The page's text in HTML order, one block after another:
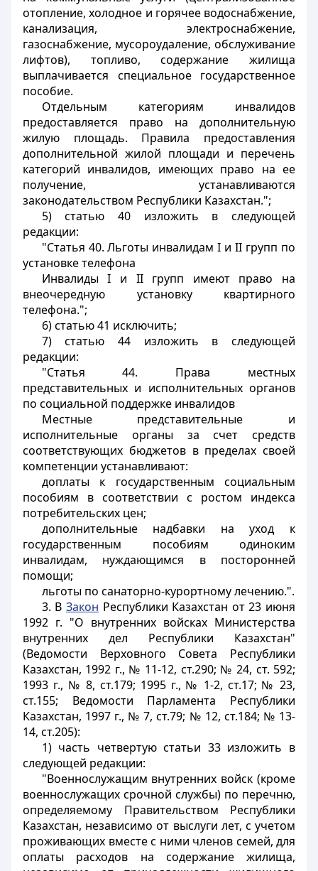
отопление, холодное и горячее водоснабжение,
канализация, электроснабжение,
газоснабжение, мусороудаление, обслуживание
лифтов), топливо, содержание жилища
выплачивается специальное государственное
пособие.
Отдельным категориям инвалидов
предоставляется право на дополнительную
жилую площадь. Правила предоставления
дополнительной жилой площади и перечень
категорий инвалидов, имеющих право на ее
получение, устанавливаются
законодательством Республики Казахстан.";
5) статью 40 изложить в следующей
редакции:
"Статья 40. Льготы инвалидам I и II групп по
установке телефона
Инвалиды I и II групп имеют право на
внеочередную установку квартирного
телефона.";
6) статью 41 исключить;
7) статью 44 изложить в следующей
редакции:
"Статья 44. Права местных
представительных и исполнительных органов
по социальной поддержке инвалидов
Местные представительные и
исполнительные органы за счет средств
соответствующих бюджетов в пределах своей
компетенции устанавливают:
доплаты к государственным социальным
пособиям в соответствии с ростом индекса
потребительских цен;
дополнительные надбавки на уход к
государственным пособиям одиноким
инвалидам, нуждающимся в посторонней
помощи;
льготы по санаторно-курортному лечению.".
3. В Закон Республики Казахстан от 23 июня
1992 г. "О внутренних войсках Министерства
внутренних дел Республики Казахстан"
(Ведомости Верховного Совета Республики
Казахстан, 1992 г., № 11-12, ст.290; № 24, ст. 592;
1993 г., № 8, ст.179; 1995 г., № 1-2, ст.17; № 23,
ст.155; Ведомости Парламента Республики
Казахстан, 1997 г., № 7, ст.79; № 12, ст.184; № 13-
14, ст.205):
1) часть четвертую статьи 33 изложить в
следующей редакции:
"Военнослужащим внутренних войск (кроме
военнослужащих срочной службы) по перечню,
определяемому Правительством Республики
Казахстан, независимо от выслуги лет, с учетом
проживающих вместе с ними членов семей, для
оплаты расходов на содержание жилища,